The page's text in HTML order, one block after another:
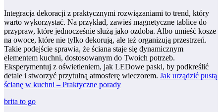
Integracja dekoracji z praktycznymi rozwiązaniami to trend, który
warto wykorzystać. Na przykład, zawieś magnetyczne tablice do
przypraw, które jednocześnie służą jako ozdoba. Albo umieść kosze
na owoce, które nie tylko dekorują, ale też organizują przestrzeń.
Takie podejście sprawia, że ściana staje się dynamicznym
elementem kuchni, dostosowanym do Twoich potrzeb.
Eksperymentuj z oświetleniem, jak LEDowe paski, by podkreślić
detale i stworzyć przytulną atmosferę wieczorem. Jak urządzić pustą
ścianę w kuchni – Praktyczne porady
brita to go